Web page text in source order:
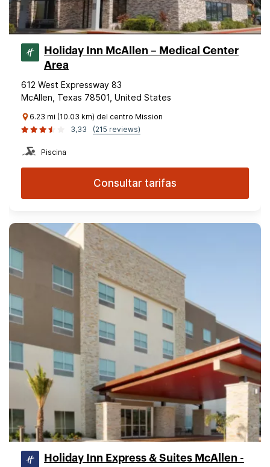
Holiday Inn McAllen – Medical Center
Area
612 West Expressway 83
McAllen, Texas 78501, United States
6.23 mi (10.03 km) del centro Mission
3,33
(215 reviews)
Piscina
Consultar tarifas
Holiday Inn Express & Suites McAllen -